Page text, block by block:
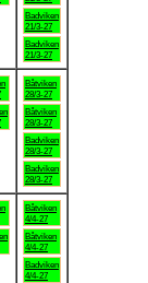
Badviken
21/3-27
Badviken
21/3-27
Båtviken
28/3-27
Båtviken
28/3-27
Badviken
28/3-27
Badviken
28/3-27
Båtviken
4/4-27
Båtviken
4/4-27
Badviken
4/4-27